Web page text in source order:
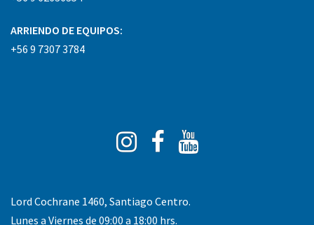
ARRIENDO DE EQUIPOS:
+56 9 7307 3784
Instagram
Facebook
Tube
Lord Cochrane 1460, Santiago Centro.
Lunes a Viernes de 09:00 a 18:00 hrs.